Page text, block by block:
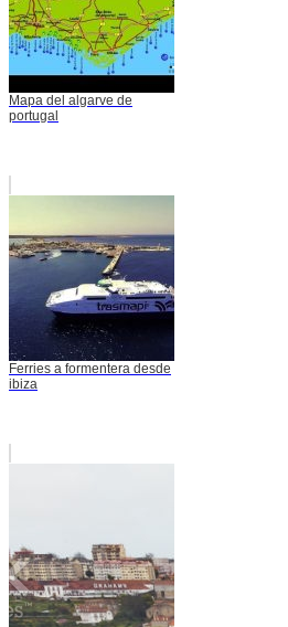
Mapa del algarve de
portugal
Ferries a formentera desde
ibiza